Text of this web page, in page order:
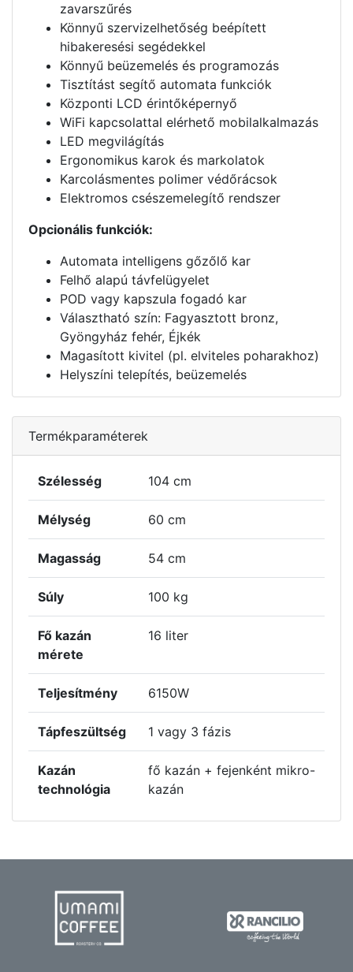
zavarszűrés
Könnyű szervizelhetőség beépített
hibakeresési segédekkel
Könnyű beüzemelés és programozás
Tisztítást segítő automata funkciók
Központi LCD érintőképernyő
WiFi kapcsolattal elérhető mobilalkalmazás
LED megvilágítás
Ergonomikus karok és markolatok
Karcolásmentes polimer védőrácsok
Elektromos csészemelegítő rendszer
Opcionális funkciók:
Automata intelligens gőzőlő kar
Felhő alapú távfelügyelet
POD vagy kapszula fogadó kar
Választható szín: Fagyasztott bronz,
Gyöngyház fehér, Éjkék
Magasított kivitel (pl. elviteles poharakhoz)
Helyszíni telepítés, beüzemelés
Termékparaméterek
Szélesség 104 cm
Mélység 60 cm
Magasság 54 cm
Súly 100 kg
Fő kazán
mérete
16 liter
Teljesítmény 6150W
Tápfeszültség 1 vagy 3 fázis
Kazán
technológia
fő kazán + fejenként mikro-
kazán